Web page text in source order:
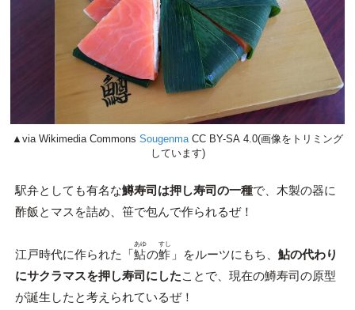
▲via Wikimedia Commons Sougenma CC BY-SA 4.0(画像をトリミング
しています)
駅弁としても有名な鱒寿司は押し寿司の一種で、木製の器に
酢飯とマスを詰め、笹で包んで作られるぜ！
江戸時代に作られた「鮎
あゆ
の鮓
すし
」をルーツにもち、 鮎の代わり
にサクラマスを押し寿司にしたことで、現在の鱒寿司の原型
が誕生したと考えられているぜ！